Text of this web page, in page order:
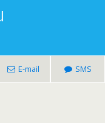
E-mail SMS